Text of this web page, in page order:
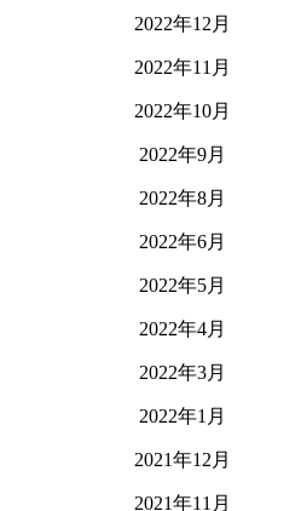
2022年12月
2022年11月
2022年10月
2022年9月
2022年8月
2022年6月
2022年5月
2022年4月
2022年3月
2022年1月
2021年12月
2021年11月